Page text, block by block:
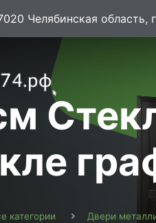
Челябинская область,
категории Двери